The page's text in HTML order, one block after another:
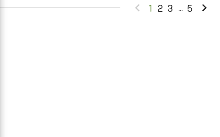
 1 2 3 ... 5 